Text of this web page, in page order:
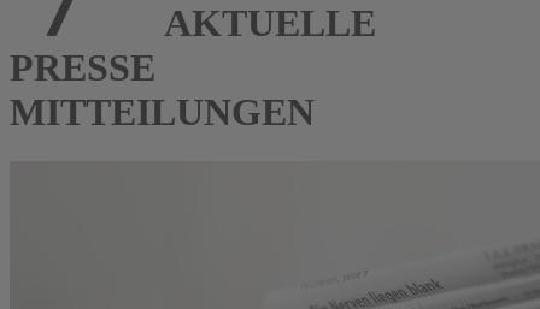
AKTUELLE
PRESSE
MITTEILUNGEN